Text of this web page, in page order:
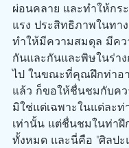
ผ่อนคลาย และทำให้กร
แรง ประสิทธิภาพในทา
ทำให้มีความสมดุล มีค
กันและกันและพิษในร่า
ไป ในขณะที่คุณฝึกท่าอ
แล้ว ก็ขอให้ชื่นชมกับค
มิใช่แต่เฉพาะในแต่ละท่
เท่านั้น แต่ชื่นชมในท่าฝึ
ทั้งหมด และนี่คือ "ศิลปะ